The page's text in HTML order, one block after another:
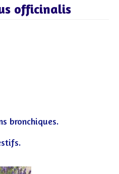
officinalis
bronchiques.